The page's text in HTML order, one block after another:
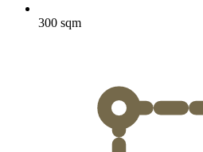
300 sqm